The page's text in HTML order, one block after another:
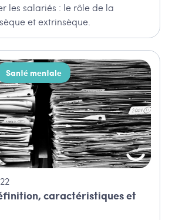
les salariés : le rôle de la
et extrinsèque.
caractéristiques et
Santé mentale